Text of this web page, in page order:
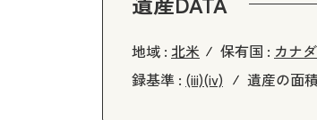
地域 : 北米 保有国 : カナダ
録基準 : (iii)(iv) 遺産の面